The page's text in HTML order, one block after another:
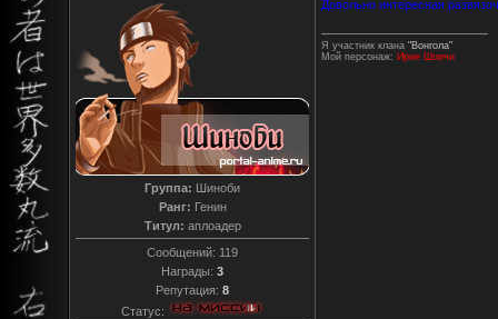
Группа: Шиноби
Ранг: Генин
Титул: аплоадер
Сообщений: 119
Награды: 3
Репутация: 8
Статус:
Довольно интересная
Я участник клана "Вонгола"
Мой персонаж: Ирие Шоичи